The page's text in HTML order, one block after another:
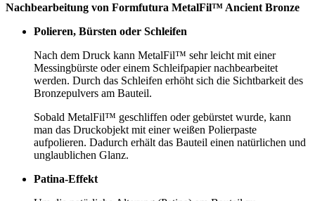
Nachbearbeitung von Formfutura MetalFil™ Ancient Bronze
​Polieren, Bürsten oder Schleifen
Nach dem Druck kann MetalFil™ sehr leicht mit einer
Messingbürste oder einem Schleifpapier nachbearbeitet
werden. Durch das Schleifen erhöht sich die Sichtbarkeit des
Bronzepulvers am Bauteil.
Sobald MetalFil™ geschliffen oder gebürstet wurde, kann
man das Druckobjekt mit einer weißen Polierpaste
aufpolieren. Dadurch erhält das Bauteil einen natürlichen und
unglaublichen Glanz.
Patina-Effekt